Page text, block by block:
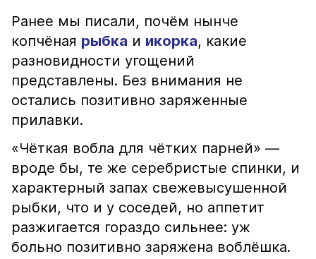
Ранее мы писали, почём нынче
копчёная рыбка и икорка, какие
разновидности угощений
представлены. Без внимания не
остались позитивно заряженные
прилавки.
«Чёткая вобла для чётких парней» —
вроде бы, те же серебристые спинки, и
характерный запах свежевысушенной
рыбки, что и у соседей, но аппетит
разжигается гораздо сильнее: уж
больно позитивно заряжена воблёшка.